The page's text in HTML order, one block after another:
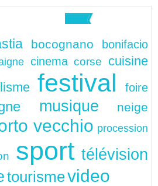
bocognano bonifacio
cinema corse cuisine
festival foire
musique neige
vecchio procession
sport télévision
tourismevideo